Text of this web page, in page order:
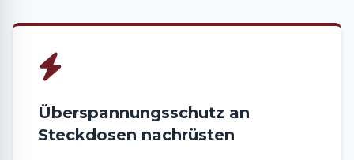
Überspannungsschutz an
Steckdosen nachrüsten